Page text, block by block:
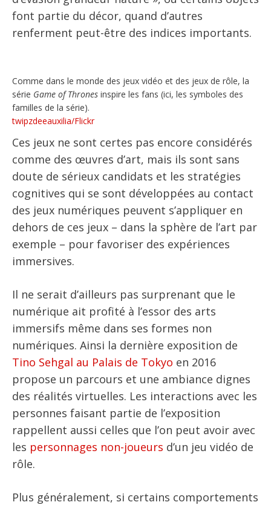
font partie du décor, quand d’autres
renferment peut-être des indices importants.
Comme dans le monde des jeux vidéo et des jeux de rôle, la
série Game of Thrones inspire les fans (ici, les symboles des
familles de la série).
twipzdeeauxilia/Flickr
Ces jeux ne sont certes pas encore considérés
comme des œuvres d’art, mais ils sont sans
doute de sérieux candidats et les stratégies
cognitives qui se sont développées au contact
des jeux numériques peuvent s’appliquer en
dehors de ces jeux – dans la sphère de l’art par
exemple – pour favoriser des expériences
immersives.
Il ne serait d’ailleurs pas surprenant que le
numérique ait profité à l’essor des arts
immersifs même dans ses formes non
numériques. Ainsi la dernière exposition de
Tino Sehgal au Palais de Tokyo en 2016
propose un parcours et une ambiance dignes
des réalités virtuelles. Les interactions avec les
personnes faisant partie de l’exposition
rappellent aussi celles que l’on peut avoir avec
les personnages non-joueurs d’un jeu vidéo de
rôle.
Plus généralement, si certains comportements